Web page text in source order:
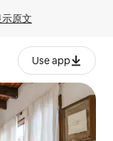
示原文
Use app